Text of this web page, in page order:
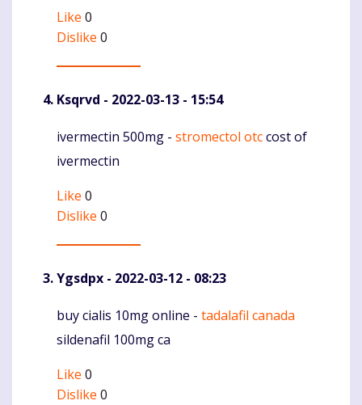
Like 0
Dislike 0
Ksqrvd - 2022-03-13 - 15:54
Komentaras
ivermectin 500mg - stromectol otccost of
ivermectin
Like 0
Dislike 0
Ygsdpx - 2022-03-12 - 08:23
Komentaras
buy cialis 10mg online - tadalafil canada
sildenafil 100mg ca
Like 0
Dislike 0